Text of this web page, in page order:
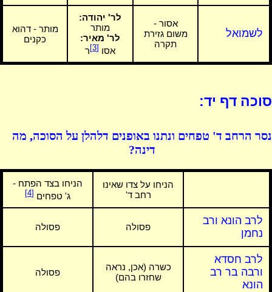
לשמואל
אסור -
משום גזירת
תקרה
לר' יהודה:
מותר
לר' מאיר:
אסו [3] ר
מותר - דהוא
כקנים
סוכה דף יד:
נסר הרחב ד' טפחים ונתנו באופנים דלהלן על הסוכה, מה
דינה?
הניחו על צדו שאינו
רחב ד'
הניחו בצד הפתח -
ג' טפחים [4]
לרב הונא ורב
נחמן
פסולה פסולה
לרב חסדא
ורבה בר רב
הונא
כשרה (אכן, נראה
שחזרו בהם)
פסולה